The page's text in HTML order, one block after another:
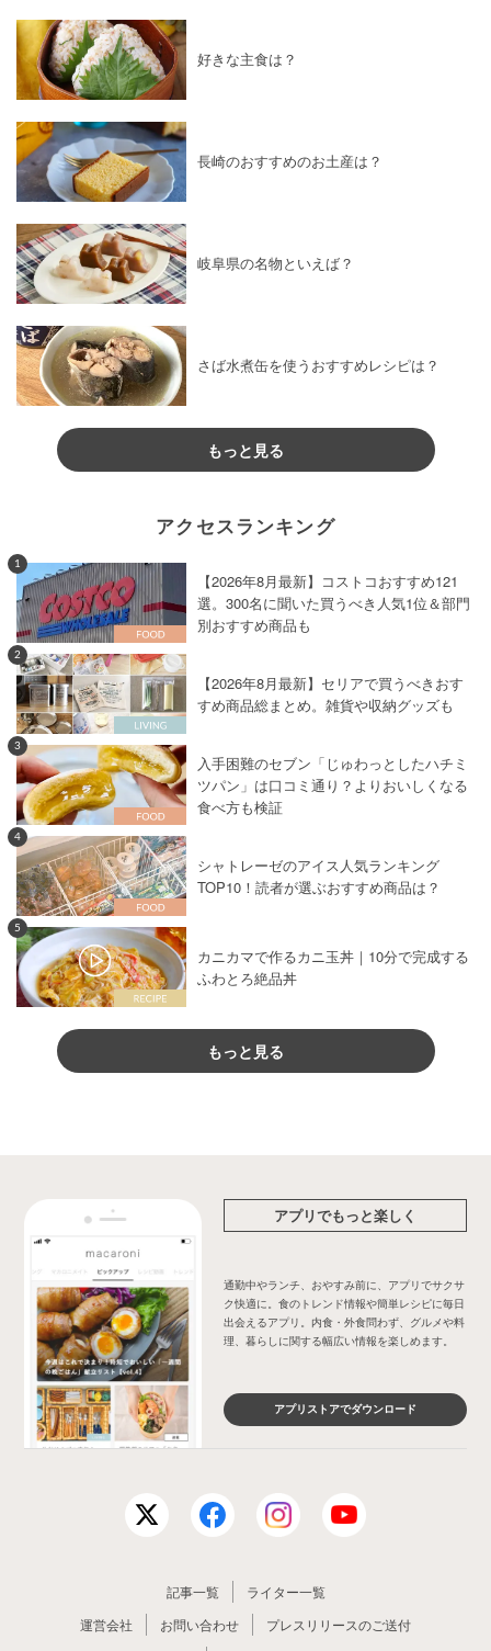
好きな主食は？
長崎のおすすめのお土産は？
岐阜県の名物といえば？
さば水煮缶を使うおすすめレシピは？
もっと見る
アクセスランキング
1
【2026年8月最新】コストコおすすめ121
選。300名に聞いた買うべき人気1位＆部門
別おすすめ商品も
2
【2026年8月最新】セリアで買うべきおす
すめ商品総まとめ。雑貨や収納グッズも
3
入手困難のセブン「じゅわっとしたハチミ
ツパン」は口コミ通り？よりおいしくなる
食べ方も検証
4
シャトレーゼのアイス人気ランキング
TOP10！読者が選ぶおすすめ商品は？
5
カニカマで作るカニ玉丼｜10分で完成する
ふわとろ絶品丼
もっと見る
アプリでもっと楽しく
通勤中やランチ、おやすみ前に、アプリでサクサ
ク快適に。食のトレンド情報や簡単レシピに毎日
出会えるアプリ。内食・外食問わず、グルメや料
理、暮らしに関する幅広い情報を楽しめます。
アプリストアでダウンロード
記事一覧
ライター一覧
運営会社
お問い合わせ
プレスリリースのご送付